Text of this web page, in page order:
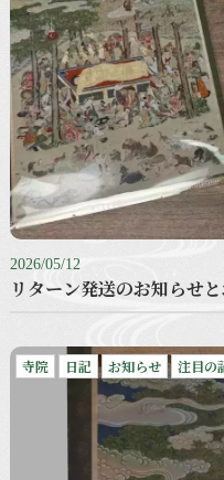
2026/05/12
リターン発送のお知らせ
寺院 日記 お知らせ 注目の